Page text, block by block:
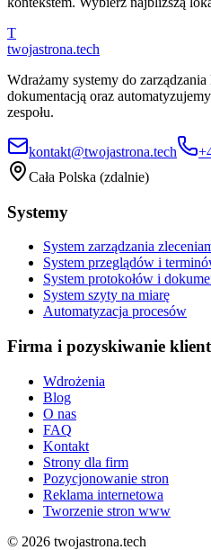
T
twojastrona.tech
Wdrażamy systemy do
dokumentacją oraz
zespołu.
kontakt@twojastrona.tech
Cała Polska (zdalnie)
Systemy
System zarządzania
System przeglądów i
System protokołów i
System szyty na miarę
Automatyzacja procesów
Firma i pozyskiwanie
Wdrożenia
Blog
O nas
FAQ
Kontakt
Strony dla firm
Pozycjonowanie stron
Reklama internetowa
Tworzenie stron www
© 2026 twojastrona.tech